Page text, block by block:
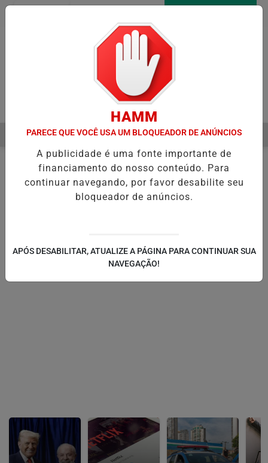
Pesquisar Notícia
INICIA RECUPERAÇÃO FISCAL PARA EQUILIBRAR CONTAS
EM ALTA
MENU
HAMM
PARECE QUE VOCÊ USA UM BLOQUEADOR DE ANÚNCIOS
A publicidade é uma fonte importante de
financiamento do nosso conteúdo. Para
continuar navegando, por favor desabilite seu
bloqueador de anúncios.
APÓS DESABILITAR, ATUALIZE A PÁGINA PARA CONTINUAR SUA
NAVEGAÇÃO!